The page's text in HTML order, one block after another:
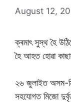
August 12,
ক্ৰমাৎ সুস্থ হৈ
হৈ আহত হোৱা
২৬ জুলাইত অসম-
সহযোগত মিজো